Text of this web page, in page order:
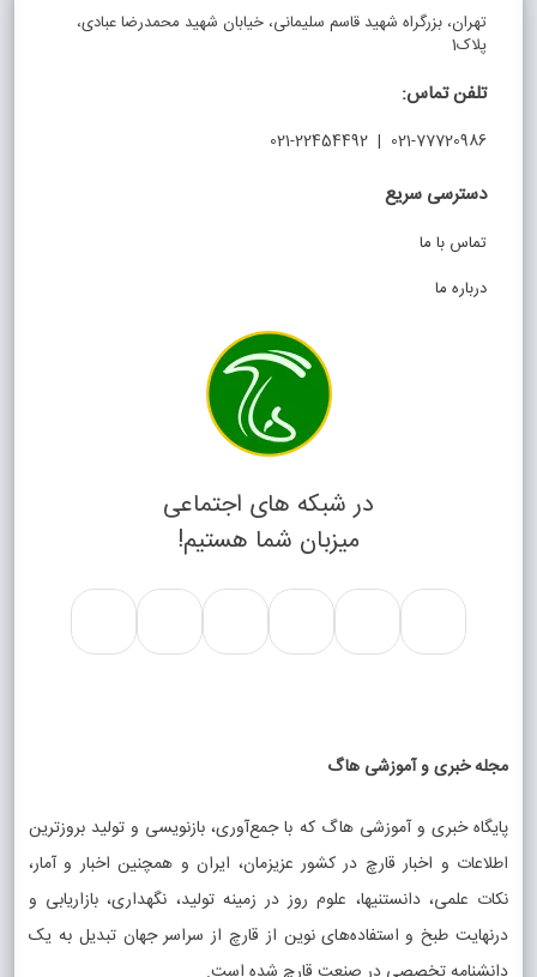
تهران، بزرگراه شهید قاسم سلیمانی، خیابان شهید محمدرضا عبادی،
پلاک1
تلفن تماس:
021-77720986 | 021-22454492
دسترسی سریع
تماس با ما
درباره ما
در شبکه های اجتماعی
میزبان شما هستیم!
مجله خبری و آموزشی هاگ
پایگاه خبری و آموزشی هاگ که با جمع‌آوری، بازنویسی و تولید بروزترین
اطلاعات و اخبار قارچ در کشور عزیزمان، ایران و همچنین اخبار و آمار،
نکات علمی، دانستنیها، علوم روز در زمینه تولید، نگهداری، بازاریابی و
درنهایت طبخ و استفاده‌های نوین از قارچ از سراسر جهان تبدیل به یک